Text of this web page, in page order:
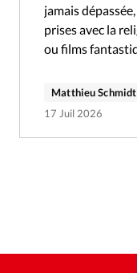
jamais
prises avec la
ou films
spirituelles.
Matthieu Schmidt
17 Juil 2026